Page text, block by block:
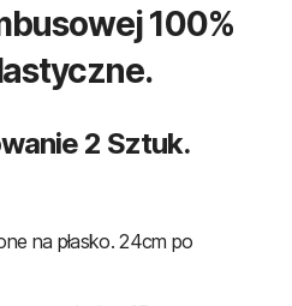
100%
2 Sztuk.
na płasko. 24cm po